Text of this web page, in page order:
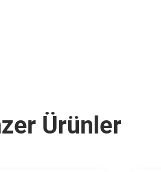
Ürünler